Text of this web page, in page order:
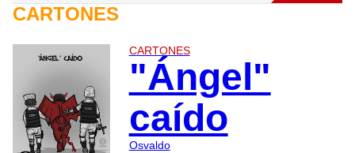
CARTONES
CARTONES
"Ángel"
caído
Osvaldo